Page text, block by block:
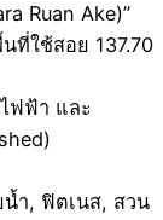
Ruan Ake)”
ที่ใช้สอย 137.70
ฟฟ้า และ
น้ำ, ฟิตเนส, สวน